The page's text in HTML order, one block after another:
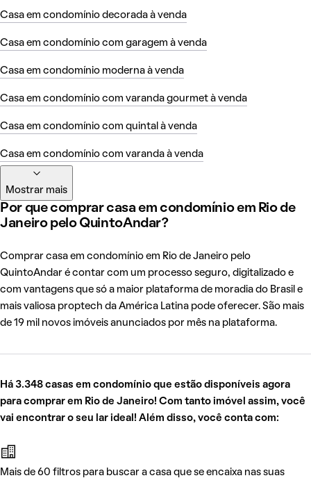
Casa em condomínio decorada à venda
Casa em condomínio com garagem à venda
Casa em condomínio moderna à venda
Casa em condomínio com varanda gourmet à venda
Casa em condomínio com quintal à venda
Casa em condomínio com varanda à venda
Mostrar mais
Por que comprar casa em condomínio em Rio de
Janeiro pelo QuintoAndar?
Comprar casa em condomínio em Rio de Janeiro pelo
QuintoAndar é contar com um processo seguro, digitalizado e
com vantagens que só a maior plataforma de moradia do Brasil e
mais valiosa proptech da América Latina pode oferecer. São mais
de 19 mil novos imóveis anunciados por mês na plataforma.
Há 3.348 casas em condomínio que estão disponíveis agora
para comprar em Rio de Janeiro! Com tanto imóvel assim, você
vai encontrar o seu lar ideal! Além disso, você conta com:
Mais de 60 filtros para buscar a casa que se encaixa nas suas